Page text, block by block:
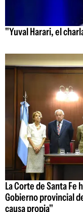
"Yuval Harari, el
La Corte de Santa
Gobierno provincial
causa propia"